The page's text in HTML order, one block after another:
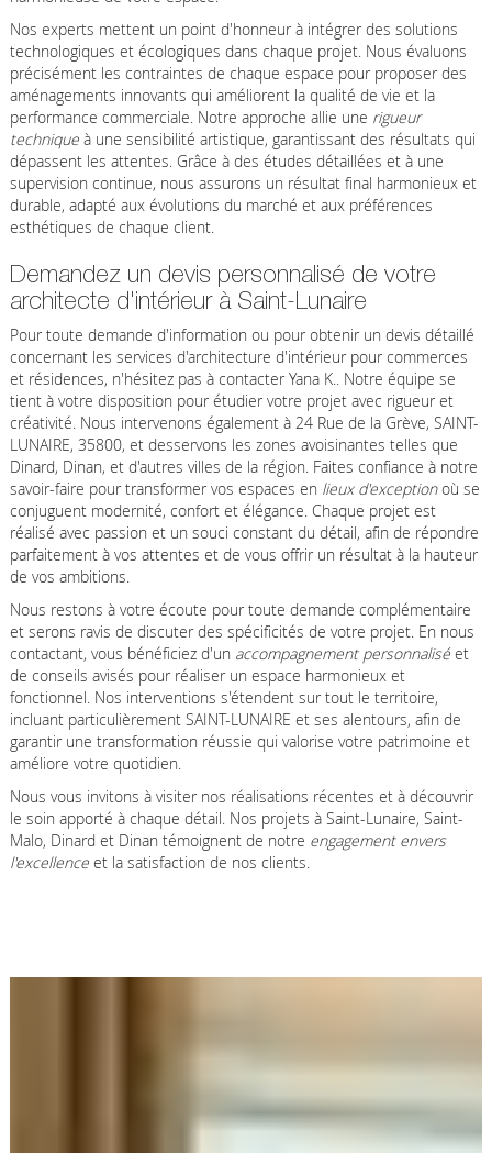
Nos experts mettent un point d'honneur à intégrer des solutions
technologiques et écologiques dans chaque projet. Nous évaluons
précisément les contraintes de chaque espace pour proposer des
aménagements innovants qui améliorent la qualité de vie et la
performance commerciale. Notre approche allie une rigueur
techniqueà une sensibilité artistique, garantissant des résultats qui
dépassent les attentes. Grâce à des études détaillées et à une
supervision continue, nous assurons un résultat final harmonieux et
durable, adapté aux évolutions du marché et aux préférences
esthétiques de chaque client.
Demandez un devis personnalisé de votre
architecte d'intérieur à Saint-Lunaire
Pour toute demande d'information ou pour obtenir un devis détaillé
concernant les services d'architecture d'intérieur pour commerces
et résidences, n'hésitez pas à contacter Yana K.. Notre équipe se
tient à votre disposition pour étudier votre projet avec rigueur et
créativité. Nous intervenons également à 24 Rue de la Grève, SAINT-
LUNAIRE, 35800, et desservons les zones avoisinantes telles que
Dinard, Dinan, et d'autres villes de la région. Faites confiance à notre
savoir-faire pour transformer vos espaces en lieux d'exceptionoù se
conjuguent modernité, confort et élégance. Chaque projet est
réalisé avec passion et un souci constant du détail, afin de répondre
parfaitement à vos attentes et de vous offrir un résultat à la hauteur
de vos ambitions.
Nous restons à votre écoute pour toute demande complémentaire
et serons ravis de discuter des spécificités de votre projet. En nous
contactant, vous bénéficiez d'un accompagnement personnaliséet
de conseils avisés pour réaliser un espace harmonieux et
fonctionnel. Nos interventions s'étendent sur tout le territoire,
incluant particulièrement SAINT-LUNAIRE et ses alentours, afin de
garantir une transformation réussie qui valorise votre patrimoine et
améliore votre quotidien.
Nous vous invitons à visiter nos réalisations récentes et à découvrir
le soin apporté à chaque détail. Nos projets à Saint-Lunaire, Saint-
Malo, Dinard et Dinan témoignent de notre engagement envers
l'excellenceet la satisfaction de nos clients.